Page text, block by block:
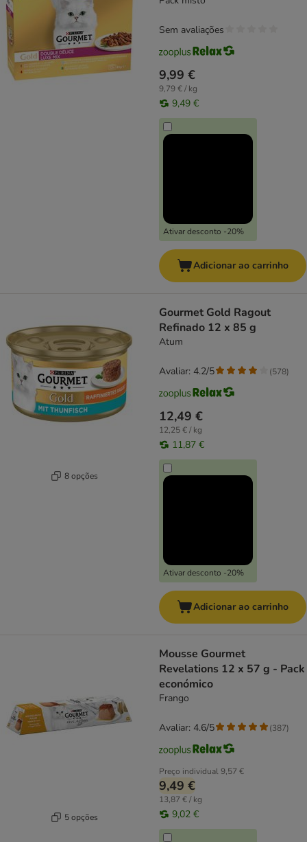
9,99 €
9,79 € / kg
9,49 €
Ativar desconto -20%
Sem avaliações
Adicionar ao carrinho
8 opções
Gourmet Gold Ragout
Refinado 12 x 85 g
Atum
12,49 €
12,25 € / kg
11,87 €
Ativar desconto -20%
Avaliar: 4.2/5 (578)
Adicionar ao carrinho
5 opções
Mousse Gourmet
Revelations 12 x 57 g - Pack
económico
Frango
Preço individual9,57 €
9,49 €
13,87 € / kg
9,02 €
Avaliar: 4.6/5 (387)